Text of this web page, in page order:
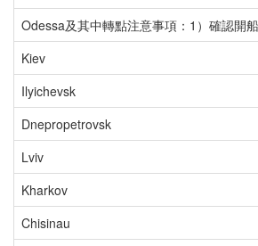
Odessa及其中轉點注意事項：1）確認開
Kiev
Ilyichevsk
Dnepropetrovsk
Lviv
Kharkov
Chisinau